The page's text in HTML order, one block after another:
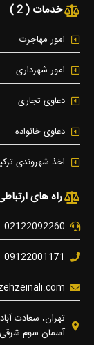
خدمات ( 2 )
امور مهاجرت
امور شهرداری
دعاوی تجاری
دعاوی خانواده
اخذ شهروندی
راه های
02122092260
09122001171
تهران، سعادت
آسمان سوم شرقی، پلاک